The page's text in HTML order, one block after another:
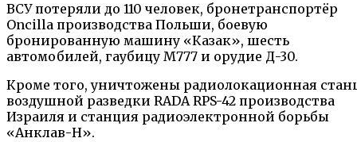
ВСУ потеряли до 110 человек, бронетранспортёр
Oncilla производства Польши, боевую
бронированную машину «Казак», шесть
автомобилей, гаубицу M777 и орудие Д-30.
Кроме того, уничтожены радиолокационная
воздушной разведки RADA RPS-42 производства
Израиля и станция радиоэлектронной борьбы
«Анклав-Н».